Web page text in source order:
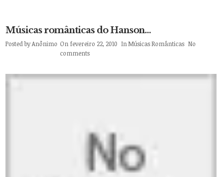
Músicas românticas do Hanson…
Posted byAnônimo On fevereiro 22, 2010 InMúsicas Românticas No
comments